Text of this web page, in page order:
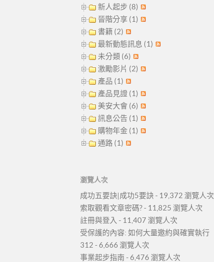
新人起步 (8)
晉階分享 (1)
書籍 (2)
最新動態訊息 (1)
未分類 (6)
激勵影片 (2)
產品 (1)
產品見證 (1)
美安大會 (6)
訊息公告 (1)
購物年金 (1)
通路 (1)
瀏覽人次
成功五要訣|成功5要訣- 19,372 瀏覽人次
索取觀看文章密碼?- 11,825 瀏覽人次
註冊與登入 - 11,407 瀏覽人次
受保護的內容: 如何大量邀約與確實執行
312 - 6,666 瀏覽人次
事業起步指南 - 6,476 瀏覽人次